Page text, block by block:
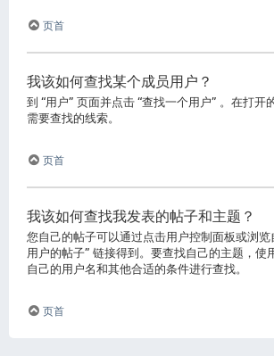
页首
我该如何查找某个成员用户？
到 “用户” 页面并点击 “查找一个用户” 。在打开
需要查找的线索。
页首
我该如何查找我发表的帖子和主题？
您自己的帖子可以通过点击用户控制面板或浏览
用户的帖子” 链接得到。要查找自己的主题，使
自己的用户名和其他合适的条件进行查找。
页首